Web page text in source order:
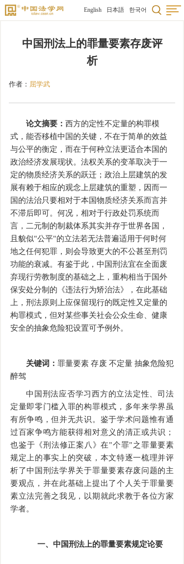
English 日本語 한국어
中国刑法上的罪量要素存废评
析
作者： 屈学武
论文摘要： 西方的定性不定量的构罪模
式，能否移植中国的关键，不在于简单的效益
与公平的衡定，而在于何种立法更适合本国的
政治经济发展现状。法权关系的变革取决于一
定的物质经济关系的跃迁；政治上层建筑的发
展有赖于相应的观念上层建筑的重塑，因而一
国的法治只要相对于本国物质经济关系而言并
不滞后即可。何况，相对于行政处罚系统而
言，二元制的制裁体系其实并存于世界各国，
且貌似"公平"的立法若无法普遍适用于何时何
地之任何犯罪，则会导致更大的不公甚至刑罚
功能的衰减。有鉴于此，中国刑法宜在全面废
弃现行劳教制度的基础之上，重构相当于国外
保安处分制的《违法行为矫治法》，在此基础
上，刑法原则上应保留现行的既定性又定量的
构罪模式，但对某些事关社会公众生命、健康
安全的抽象危险犯设置可予例外。
关键词：罪量要素 存废 不定量 抽象危险犯
醉驾
中国刑法应否学习西方的立法定性、司法
定量即零门槛入罪的构罪模式，多年来学界虽
有所争鸣，但并无共识。鉴于学术问题惟有通
过百家争鸣方能获得相对意义的清正或共识；
也鉴于《刑法修正案八》在"个罪"之罪量要素
规定上的事实上的突破，本文特逐一梳理并评
析了中国刑法学界关于罪量要素存废问题的主
要观点，并在此基础上提出了个人关于罪量要
素立法完善之我见，以期就此求教于各位方家
学者。
一、中国刑法上的罪量要素规定论要